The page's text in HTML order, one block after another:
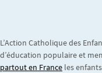
L’Action Catholique des
d’éducation populaire et
partout en France les